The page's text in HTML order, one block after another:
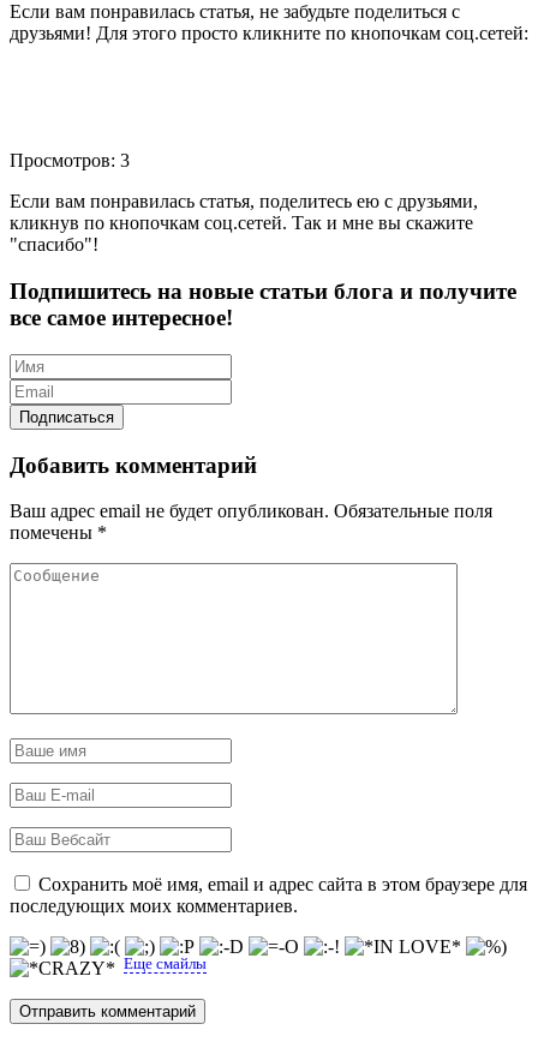
Если вам понравилась статья, не забудьте поделиться с
друзьями! Для этого просто кликните по кнопочкам соц.сетей:
Просмотров: 3
Если вам понравилась статья, поделитесь ею с друзьями,
кликнув по кнопочкам соц.сетей. Так и мне вы скажите
"спасибо"!
Подпишитесь на новые статьи блога и получите
все самое интересное!
Добавить комментарий
Ваш адрес email не будет опубликован. Обязательные поля
помечены *
Сохранить моё имя, email и адрес сайта в этом браузере для
последующих моих комментариев.
Еще смайлы